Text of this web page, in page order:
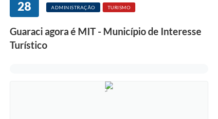
Covid-19
Coleta de Sugestões
28 ADMINISTRAÇÃO TURISMO
Guaraci agora é MIT - Município de Interesse
Turístico